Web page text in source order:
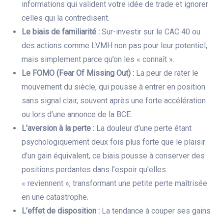
informations qui valident votre idée de trade et ignorer
celles qui la contredisent.
Le biais de familiarité : Sur-investir sur le CAC 40 ou
des actions comme LVMH non pas pour leur potentiel,
mais simplement parce qu’on les « connaît ».
Le FOMO (Fear Of Missing Out) : La peur de rater le
mouvement du siècle, qui pousse à entrer en position
sans signal clair, souvent après une forte accélération
ou lors d’une annonce de la BCE.
L’aversion à la perte : La douleur d’une perte étant
psychologiquement deux fois plus forte que le plaisir
d’un gain équivalent, ce biais pousse à conserver des
positions perdantes dans l’espoir qu’elles
« reviennent », transformant une petite perte maîtrisée
en une catastrophe.
L’effet de disposition : La tendance à couper ses gains